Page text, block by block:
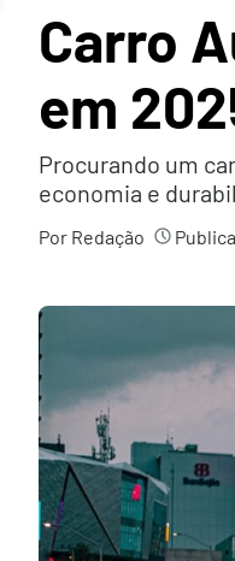
Carro
em
Procurando um
economia e
Por Redação